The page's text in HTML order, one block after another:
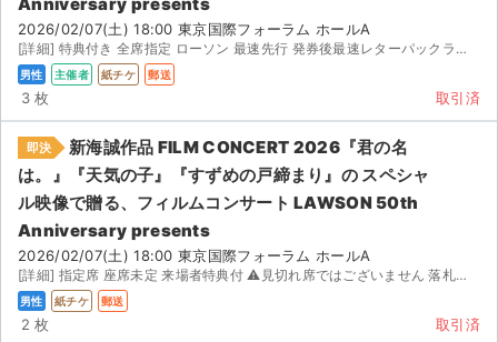
2026/02/07(土) 18:00 東京国際フォーラム ホールA
[詳細] 特典付き 全席指定 ローソン 最速先行 発券後最速レターパックライトでお送りいたします。 ...
男性 主催者 紙チケ 郵送
3 枚 取引済
即決
新海誠作品 FILM CONCERT 2026『君の名
は。』『天気の子』『すずめの戸締まり』の スペシャ
ル映像で贈る、フィルムコンサート LAWSON 50th
Anniversary presents
2026/02/07(土) 18:00 東京国際フォーラム ホールA
[詳細] 指定席 座席未定 来場者特典付 ⚠︎︎見切れ席ではございません 落札され次第チケット発券に必要...
男性 紙チケ 郵送
2 枚 取引済